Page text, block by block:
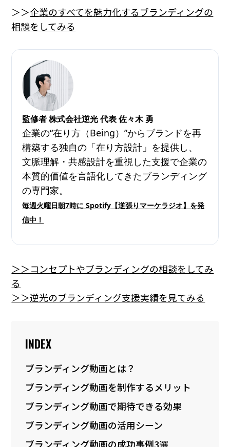
＞＞企業のすべてを魅力化するブランディングの
相談をしてみる
監修者 株式会社逆光 代表 佐々木 勇
企業の“在り方（Being）”からブランドを再
構築する独自の「在り方設計」を提供し、
文脈理解・共感設計を重視した支援で企業の
本質的価値を言語化してきたブランディング
の専門家。
毎週火曜日朝7時に Spotify【逆張りマーケラジオ】を発
信中！
＞＞コンセプトやブランディングの相談をしてみ
る
＞＞逆光のブランディング支援実績を見てみる
INDEX
ブランディング動画とは？
ブランディング動画を制作するメリット
ブランディング動画で期待できる効果
ブランディング動画の活用シーン
ブランディング動画の成功事例3選